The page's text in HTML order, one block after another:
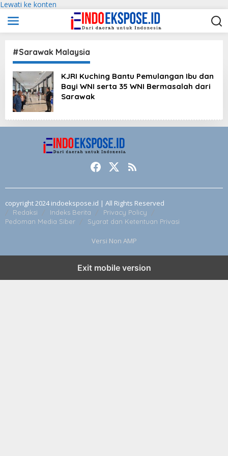
Lewati ke konten
#Sarawak Malaysia
KJRI Kuching Bantu Pemulangan Ibu dan
Bayi WNI serta 35 WNI Bermasalah dari
Sarawak
copyright 2024 indoekspose.id | All Rights Reserved
Redaksi Indeks Berita
Privacy Policy
Pedoman Media Siber
Syarat dan Ketentuan Privasi
Versi Non AMP
Exit mobile version